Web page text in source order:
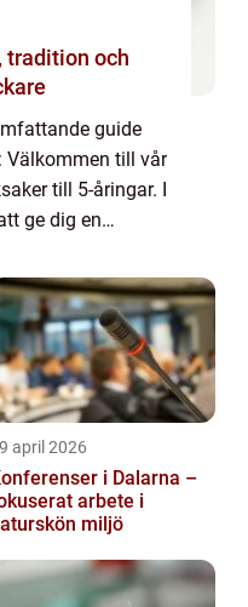
guide
till vår
till 5-åringar. I
ge dig en
april 2026
i Dalarna –
arbete i
miljö